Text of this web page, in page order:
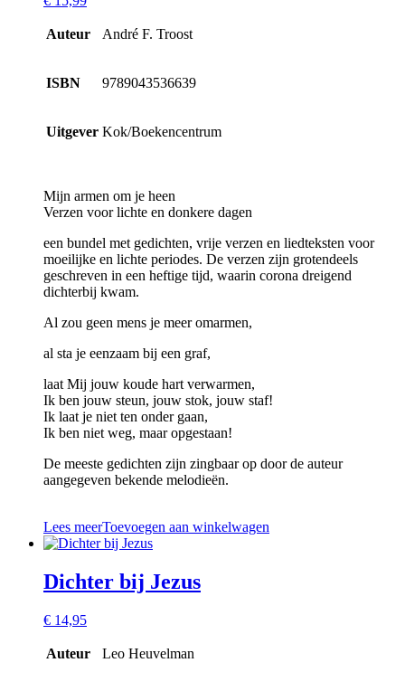
Auteur André F. Troost
ISBN 9789043536639
Uitgever Kok/Boekencentrum
Mijn armen om je heen
Verzen voor lichte en donkere dagen
een bundel met gedichten, vrije verzen en liedteksten voor
moeilijke en lichte periodes. De verzen zijn grotendeels
geschreven in een heftige tijd, waarin corona dreigend
dichterbij kwam.
Al zou geen mens je meer omarmen,
al sta je eenzaam bij een graf,
laat Mij jouw koude hart verwarmen,
Ik ben jouw steun, jouw stok, jouw staf!
Ik laat je niet ten onder gaan,
Ik ben niet weg, maar opgestaan!
De meeste gedichten zijn zingbaar op door de auteur
aangegeven bekende melodieën.
Lees meerToevoegen aan winkelwagen
Dichter bij Jezus
€ 14,95
Auteur Leo Heuvelman